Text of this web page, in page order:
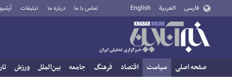
فارسی العربية English تماس با ما درباره ما تبلیغات آرشیو
صفحه اصلی سیاست اقتصاد فرهنگ جامعه بین‌الملل ورزش